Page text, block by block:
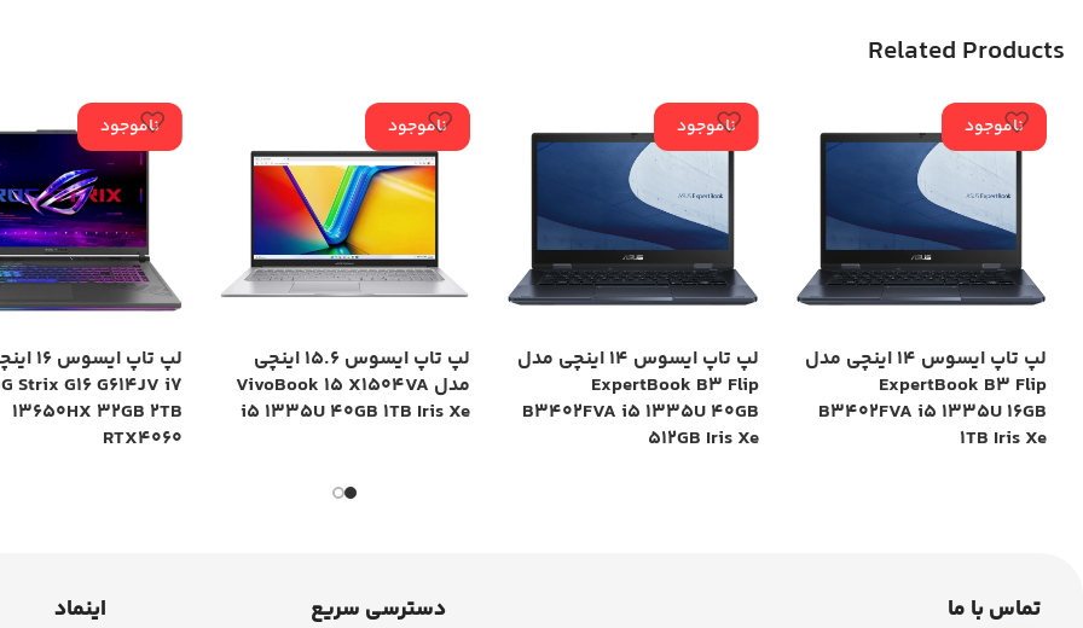
Related Products
ناموجود
لپ تاپ ایسوس 14 اینچی مدل
ExpertBook B3 Flip
B3402FVA i5 1335U 16GB
1TB Iris Xe
ناموجود
لپ تاپ ایسوس 14 اینچی مدل
ExpertBook B3 Flip
B3402FVA i5 1335U 40GB
512GB Iris Xe
ناموجود
لپ تاپ ایسوس 15.6 اینچی
مدل VivoBook 15 X1504VA
i5 1335U 40GB 1TB Iris Xe
ناموجود
لپ تاپ
Strix G16 G614JV i7
13650HX 32GB 2TB
RTX4060
تماس با ما
دسترسی سریع اینماد